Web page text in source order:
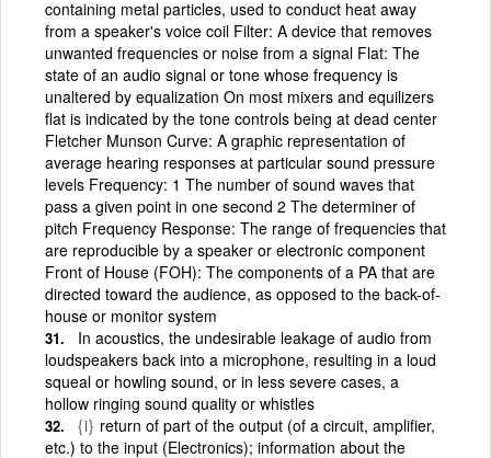
containing metal particles, used to conduct heat away
from a speaker's voice coil Filter: A device that removes
unwanted frequencies or noise from a signal Flat: The
state of an audio signal or tone whose frequency is
unaltered by equalization On most mixers and equilizers
flat is indicated by the tone controls being at dead center
Fletcher Munson Curve: A graphic representation of
average hearing responses at particular sound pressure
levels Frequency: 1 The number of sound waves that
pass a given point in one second 2 The determiner of
pitch Frequency Response: The range of frequencies that
are reproducible by a speaker or electronic component
Front of House (FOH): The components of a PA that are
directed toward the audience, as opposed to the back-of-
house or monitor system
In acoustics, the undesirable leakage of audio from
loudspeakers back into a microphone, resulting in a loud
squeal or howling sound, or in less severe cases, a
hollow ringing sound quality or whistles
{i} return of part of the output (of a circuit, amplifier,
etc.) to the input (Electronics); information about the